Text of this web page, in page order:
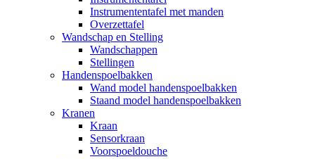
Instrumententafel met manden
Overzettafel
Wandschap en Stelling
Wandschappen
Stellingen
Handenspoelbakken
Wand model handenspoelbakken
Staand model handenspoelbakken
Kranen
Kraan
Sensorkraan
Voorspoeldouche